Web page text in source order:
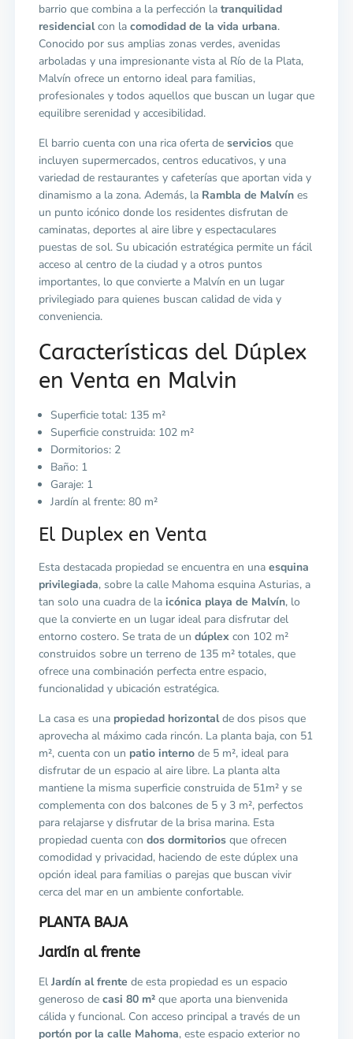
barrio que combina a la perfección la tranquilidad
residencialcon la comodidad de la vida urbana.
Conocido por sus amplias zonas verdes, avenidas
arboladas y una impresionante vista al Río de la Plata,
Malvín ofrece un entorno ideal para familias,
profesionales y todos aquellos que buscan un lugar que
equilibre serenidad y accesibilidad.
El barrio cuenta con una rica oferta de serviciosque
incluyen supermercados, centros educativos, y una
variedad de restaurantes y cafeterías que aportan vida y
dinamismo a la zona. Además, la Rambla de Malvínes
un punto icónico donde los residentes disfrutan de
caminatas, deportes al aire libre y espectaculares
puestas de sol. Su ubicación estratégica permite un fácil
acceso al centro de la ciudad y a otros puntos
importantes, lo que convierte a Malvín en un lugar
privilegiado para quienes buscan calidad de vida y
conveniencia.
Características del Dúplex
en Venta en Malvin
Superficie total: 135 m²
Superficie construida: 102 m²
Dormitorios: 2
Baño: 1
Garaje: 1
Jardín al frente: 80 m²
El Duplex en Venta
Esta destacada propiedad se encuentra en una esquina
privilegiada, sobre la calle Mahoma esquina Asturias, a
tan solo una cuadra de la icónica playa de Malvín, lo
que la convierte en un lugar ideal para disfrutar del
entorno costero. Se trata de un dúplexcon 102 m²
construidos sobre un terreno de 135 m² totales, que
ofrece una combinación perfecta entre espacio,
funcionalidad y ubicación estratégica.
La casa es una propiedad horizontalde dos pisos que
aprovecha al máximo cada rincón. La planta baja, con 51
m², cuenta con un patio internode 5 m², ideal para
disfrutar de un espacio al aire libre. La planta alta
mantiene la misma superficie construida de 51m² y se
complementa con dos balcones de 5 y 3 m², perfectos
para relajarse y disfrutar de la brisa marina. Esta
propiedad cuenta con dos dormitoriosque ofrecen
comodidad y privacidad, haciendo de este dúplex una
opción ideal para familias o parejas que buscan vivir
cerca del mar en un ambiente confortable.
PLANTA BAJA
Jardín al frente
El Jardín al frente de esta propiedad es un espacio
generoso de casi 80 m²que aporta una bienvenida
cálida y funcional. Con acceso principal a través de un
portón por la calle Mahoma, este espacio exterior no